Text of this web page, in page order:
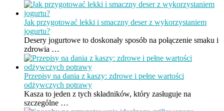
Jak przygotować lekki i smaczny deser z wykorzystaniem
jogurtu?
Desery jogurtowe to doskonały sposób na połączenie smaku i
zdrowia …
Przepisy na dania z kaszy: zdrowe i pełne wartości
odżywczych potrawy
Kasza to jeden z tych składników, który zasługuje na
szczególne …